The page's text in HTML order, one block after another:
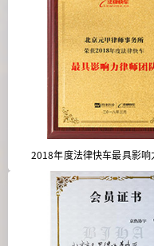
2018年度法律快车最具影响